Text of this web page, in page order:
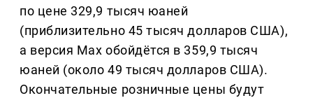
по цене 329,9 тысяч юаней
(приблизительно 45 тысяч долларов США),
а версия Max обойдётся в 359,9 тысяч
юаней (около 49 тысяч долларов США).
Окончательные розничные цены будут